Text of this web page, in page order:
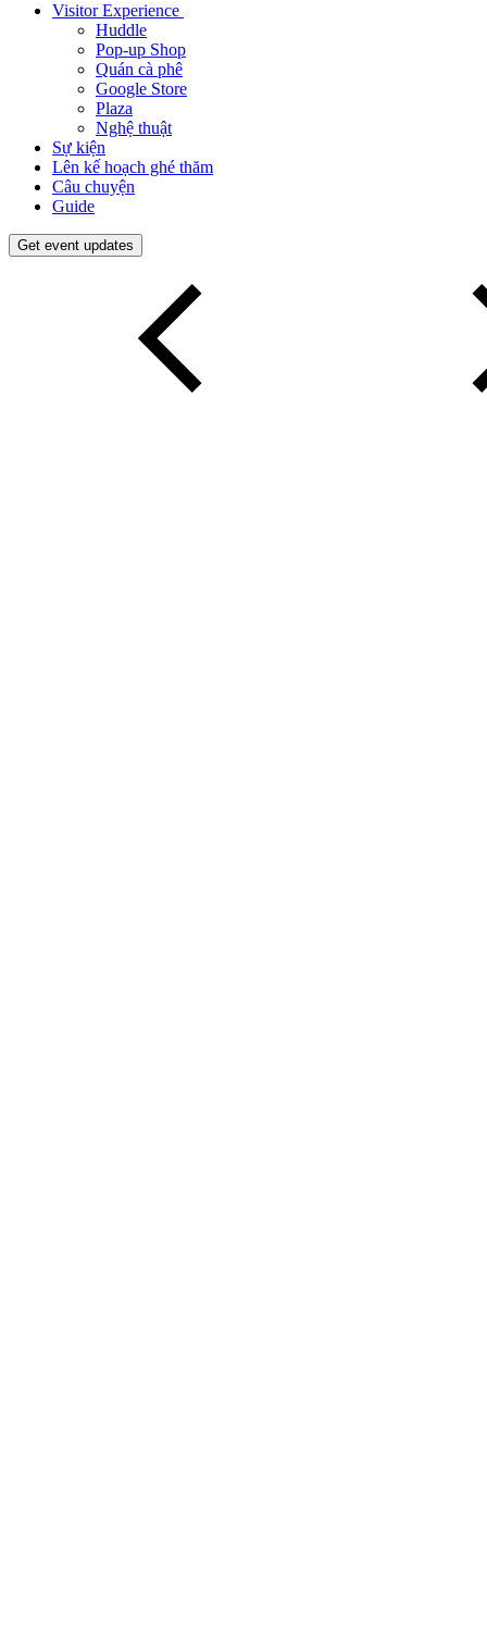
Visitor Experience
Huddle
Pop-up Shop
Quán cà phê
Google Store
Plaza
Nghệ thuật
Sự kiện
Lên kế hoạch ghé thăm
Câu chuyện
Guide
Get event updates